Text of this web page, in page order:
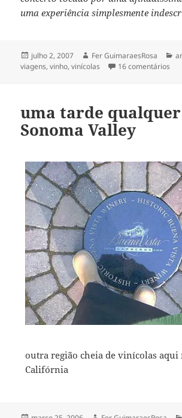
uma experiência simplesmente
Publicado
em
julho 2, 2007 Autor
Fer GuimaraesRosa
viagens,vinho,vinícolas 16 comentários
uma tarde
Sonoma Valley
outra região cheia de vinícolas aqui
Califórnia